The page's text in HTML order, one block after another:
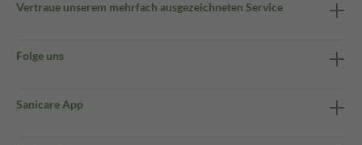
Vertraue unserem mehrfach ausgezeichneten Service
Folge uns
Sanicare App